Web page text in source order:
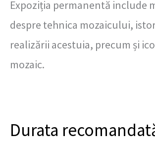
Expoziția permanentă include
despre tehnica mozaicului,
realizării acestuia, precum și
mozaic.
Durata